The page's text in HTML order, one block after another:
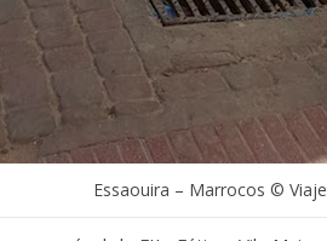
Essaouira – Marrocos ©